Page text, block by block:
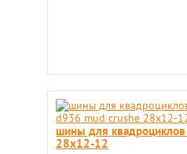
шины для
28x12-12